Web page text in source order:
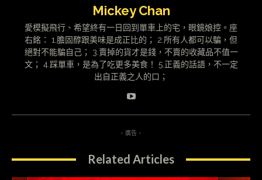
Mickey Chan
愛模擬飛行、希望終有一日回到單車上的宅，眼鏡娘控。座
右銘： 1.膽固醇跟美味是成正比的； 2.所有人都可以騙，但
絕對不能騙自己； 3.賣掉的貨才是錢，不賣的收藏品不值一
文； 4.踩單車，是為了吃更多美食！ 5.正義的話語，不一定
出自正義之人的口；
- 廣告 -
Related Articles